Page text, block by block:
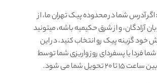
اگر آدرس شما در محدوده پیک تهران ما، از
آزادگان، و از شرق حکیمیه باشه، میتونید
خود گزینه پیک رو انتخاب کنید، در این
فردا یا پسفردای روز واريزى شما توسط
تحويل شما مى شود.